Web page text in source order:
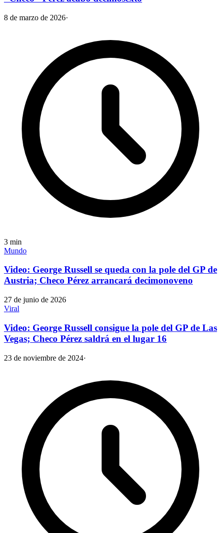
8 de marzo de 2026·
3 min
Mundo
Video: George Russell se queda con la pole del GP de
Austria; Checo Pérez arrancará decimonoveno
27 de junio de 2026
Viral
Video: George Russell consigue la pole del GP de Las
Vegas; Checo Pérez saldrá en el lugar 16
23 de noviembre de 2024·